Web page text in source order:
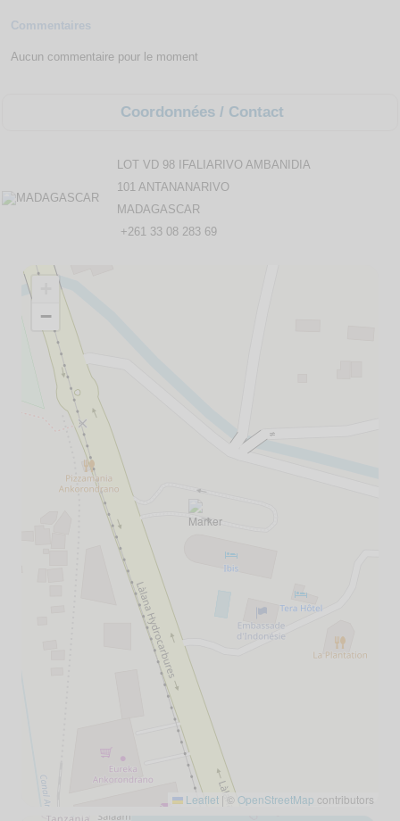
Commentaires
Aucun commentaire pour le moment
Coordonnées / Contact
LOT VD 98 IFALIARIVO AMBANIDIA
101 ANTANANARIVO
MADAGASCAR
+261 33 08 283 69
−
Leaflet | © OpenStreetMap contributors